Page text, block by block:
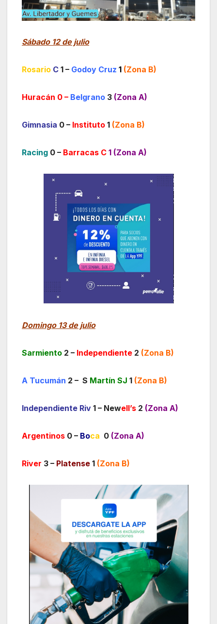
Sábado 12 de julio
Rosario C 1 – Godoy Cruz 1 (Zona B)
Huracán 0 – Belgrano 3 (Zona A)
Gimnasia 0 – Instituto 1 (Zona B)
Racing 0 – Barracas C 1 (Zona A)
Domingo 13 de julio
Sarmiento 2 – Independiente 2 (Zona B)
A Tucumán 2 – S Martín SJ 1 (Zona B)
Independiente Riv 1 – Newell’s 2 (Zona A)
Argentinos 0 – Boca 0 (Zona A)
River 3 – Platense 1 (Zona B)